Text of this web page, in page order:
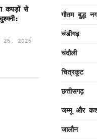
कपड़ों से
26, 2026
गौतम बुद्ध
चंडीगढ़
चंदौली
चित्रकूट
छत्तीसगढ़
जम्मू और
जालौन